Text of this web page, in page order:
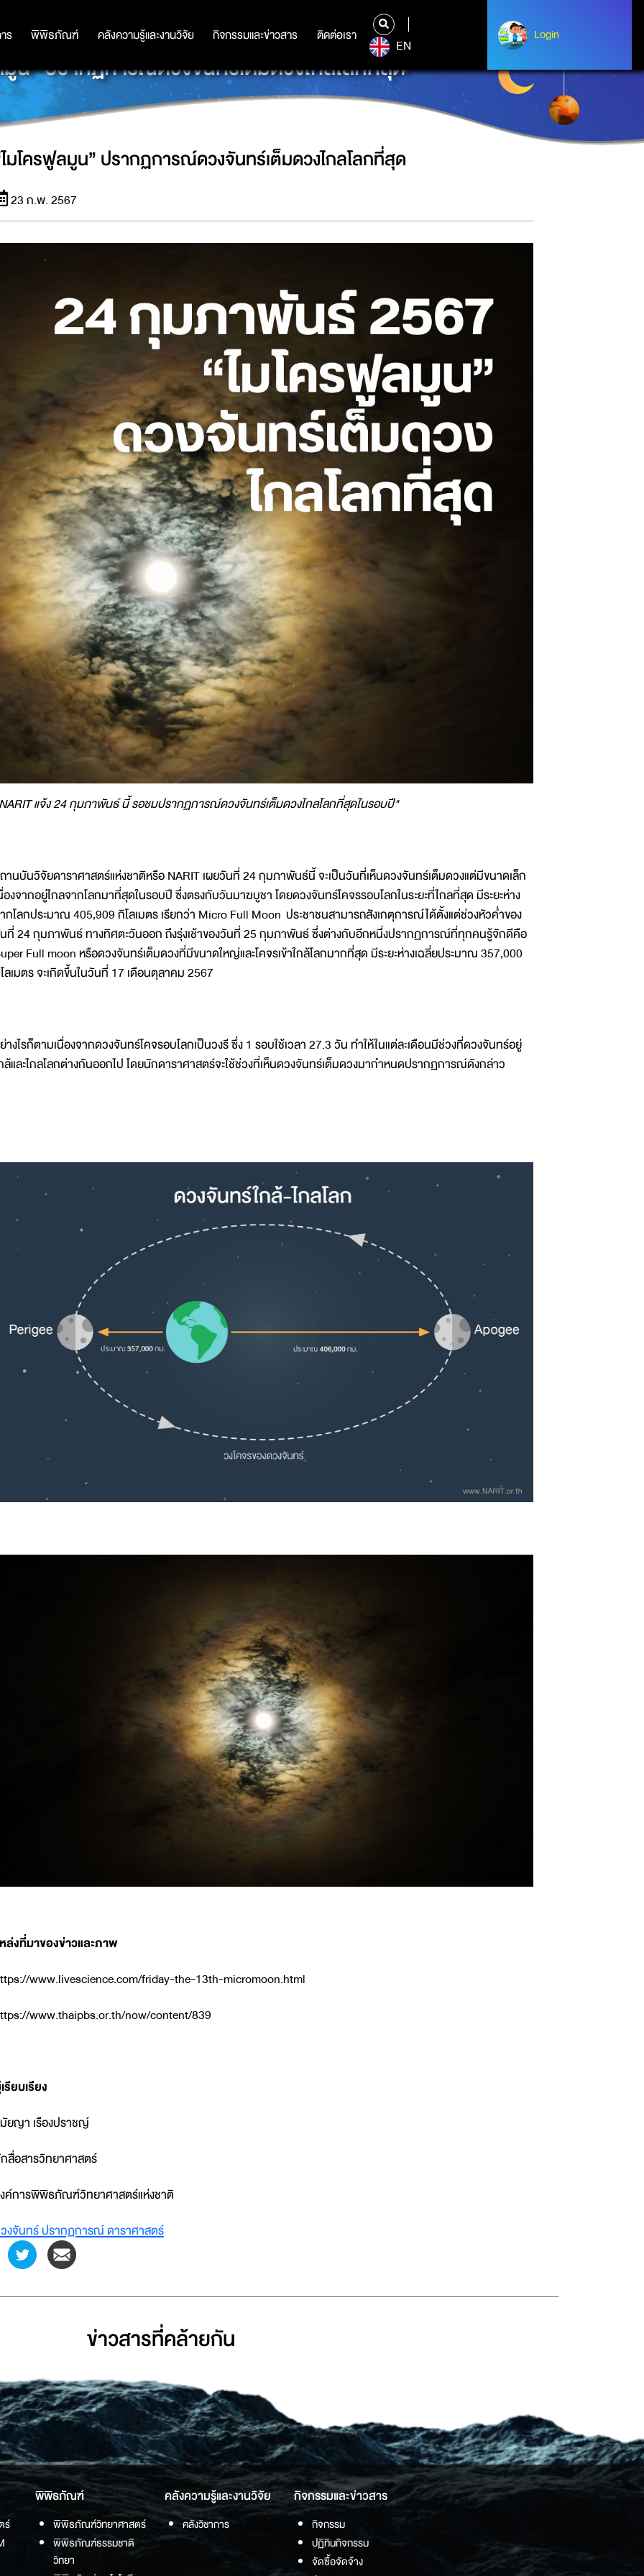
ร พิพิธภัณฑ์ คลังความรู้และงานวิจัย กิจกรรมและข่าวสาร ติดต่อเรา
ร พิพิธภัณฑ์ คลังความรู้และงานวิจัย กิจกรรมและข่าวสาร ติดต่อเรา
EN
Login
Login
มูน” ปรากฏการณ์ดวงจันทร์เต็มดวงไกลโลกที่สุด
มโครฟูลมูน” ปรากฏการณ์ดวงจันทร์เต็มดวงไกลโลกที่สุด
23 ก.พ. 2567
แจ้ง 24 กุมภาพันธ์ นี้ รอชมปรากฏการณ์ดวงจันทร์เต็มดวงไกลโลกที่สุดในรอบปี"
านบันวิจัยดาราศาสตร์แห่งชาติหรือ NARIT เผยวันที่ 24 กุมภาพันธ์นี้ จะเป็นวันที่เห็นดวงจันทร์เต็มดวงแต่มีขนาดเล็ก
องจากอยู่ไกลจากโลกมาที่สุดในรอบปี ซึ่งตรงกับวันมาฆบูชา โดยดวงจันทร์โคจรรอบโลกในระยะที่ไกลที่สุด มีระยะห่าง
กโลกประมาณ 405,909 กิโลเมตร เรียกว่า Micro Full Moon ประชาชนสามารถสังเกตุการณ์ได้ตั้งแต่ช่วงหัวค่ำของ
ที่ 24 กุมภาพันธ์ ทางทิศตะวันออก ถึงรุ่งเช้าของวันที่ 25 กุมภาพันธ์ ซึ่งต่างกับอีกหนึ่งปรากฏการณ์ที่ทุกคนรู้จักดีคือ
Full moon หรือดวงจันทร์เต็มดวงที่มีขนาดใหญ่และโคจรเข้าใกล้โลกมากที่สุด มีระยะห่างเฉลี่ยประมาณ 357,000
ลเมตร จะเกิดขึ้นในวันที่ 17 เดือนตุลาคม 2567
างไรก็ตามเนื่องจากดวงจันทร์โคจรอบโลกเป็นวงรี ซึ่ง 1 รอบใช้เวลา 27.3 วัน ทำให้ในแต่ละเดือนมีช่วงที่ดวงจันทร์อยู่
ล้และไกลโลกต่างกันออกไป โดยนักดาราศาสตร์จะใช้ช่วงที่เห็นดวงจันทร์เต็มดวงมากำหนดปรากฏการณ์ดังกล่าว
ล่งที่มาของข่าวและภาพ
www.livescience.com/friday-the-13th-micromoon.html
www.thaipbs.or.th/now/content/839
รียบเรียง
ยญา เรืองปราชญ์
สื่อสารวิทยาศาสตร์
ค์การพิพิธภัณฑ์วิทยาศาสตร์แห่งชาติ
งจันทร์ ปรากฏการณ์ ดาราศาสตร์
ข่าวสารที่่คล้ายกัน
ร์
พิพิธภัณฑ์
พิพิธภัณฑ์วิทยาศาสตร์
พิพิธภัณฑ์ธรรมชาติ
วิทยา
คลังความรู้และงานวิจัย
คลังวิชาการ
กิจกรรมและข่าวสาร
กิจกรรม
ปฏิทินกิจกรรม
จัดซื้อจัดจ้าง